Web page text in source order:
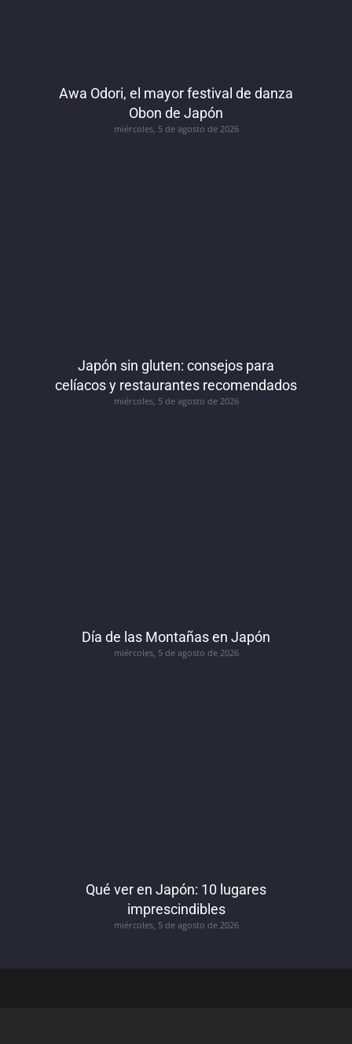
Awa Odori, el mayor festival de danza
Obon de Japón
miércoles, 5 de agosto de 2026
Japón sin gluten: consejos para
celíacos y restaurantes recomendados
miércoles, 5 de agosto de 2026
Día de las Montañas en Japón
miércoles, 5 de agosto de 2026
Qué ver en Japón: 10 lugares
imprescindibles
miércoles, 5 de agosto de 2026